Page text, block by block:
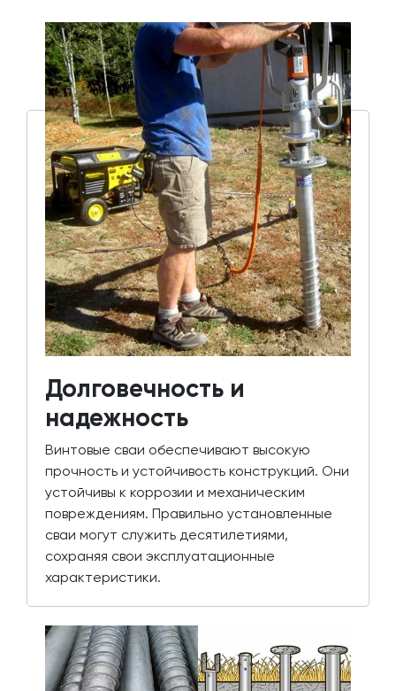
Долговечность и
надежность
Винтовые сваи обеспечивают высокую
прочность и устойчивость конструкций. Они
устойчивы к коррозии и механическим
повреждениям. Правильно установленные
сваи могут служить десятилетиями,
сохраняя свои эксплуатационные
характеристики.